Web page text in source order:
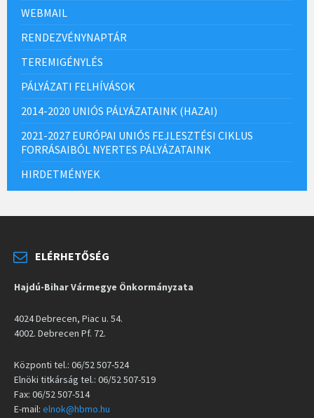
WEBMAIL
RENDEZVÉNYNAPTÁR
TEREMIGÉNYLÉS
PÁLYÁZATI FELHÍVÁSOK
2014-2020 UNIÓS PÁLYÁZATAINK (HAZAI)
2021-2027 EURÓPAI UNIÓS FEJLESZTÉSI CIKLUS
FORRÁSAIBÓL NYERTES PÁLYÁZATAINK
HIRDETMÉNYEK
ELÉRHETŐSÉG
Hajdú-Bihar Vármegye Önkormányzata
4024 Debrecen, Piac u. 54.
4002. Debrecen Pf. 72.
Központi tel.: 06/52 507-524
Elnöki titkárság tel.: 06/52 507-519
Fax: 06/52 507-514
E-mail: elnok@hbmo.hu